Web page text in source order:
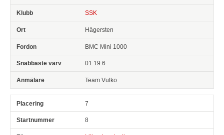
SSK
Hägersten
BMC Mini 1000
01:19.6
Team Vulko
7
8